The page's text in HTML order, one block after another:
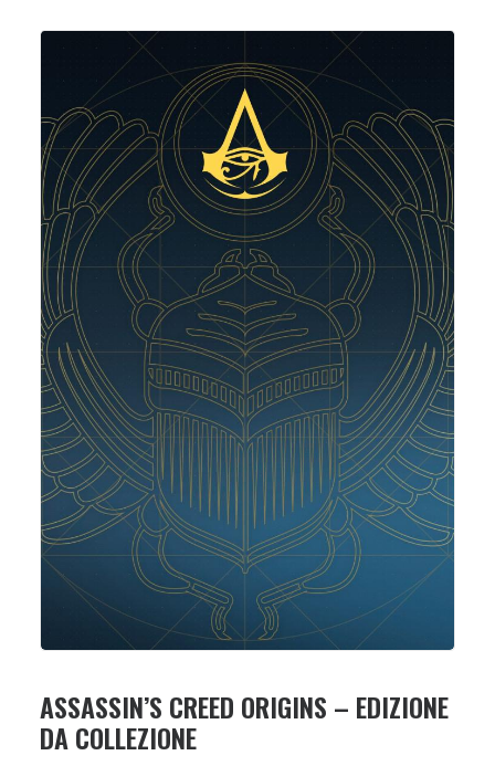
ASSASSIN’S CREED ORIGINS – EDIZIONE
DA COLLEZIONE